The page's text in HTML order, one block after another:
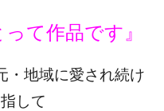
て作品です』
・地域に愛され続け
して